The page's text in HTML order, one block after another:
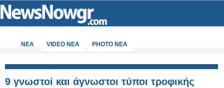
ΝΕΑ VIDEO NEA PHOTO NEA
9 γνωστοί και άγνωστοι τύποι τροφικής